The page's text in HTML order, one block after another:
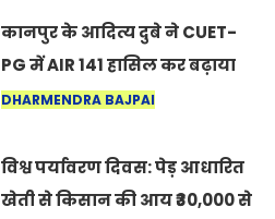
कर सकते हैं”
कानपुर के आदित्य दुबे ने CUET-
PG में AIR 141 हासिल कर बढ़ाया
शहर का मान
DHARMENDRA BAJPAI
विश्व पर्यावरण दिवस: पेड़ आधारित
खेती से किसान की आय ₹30,000 से